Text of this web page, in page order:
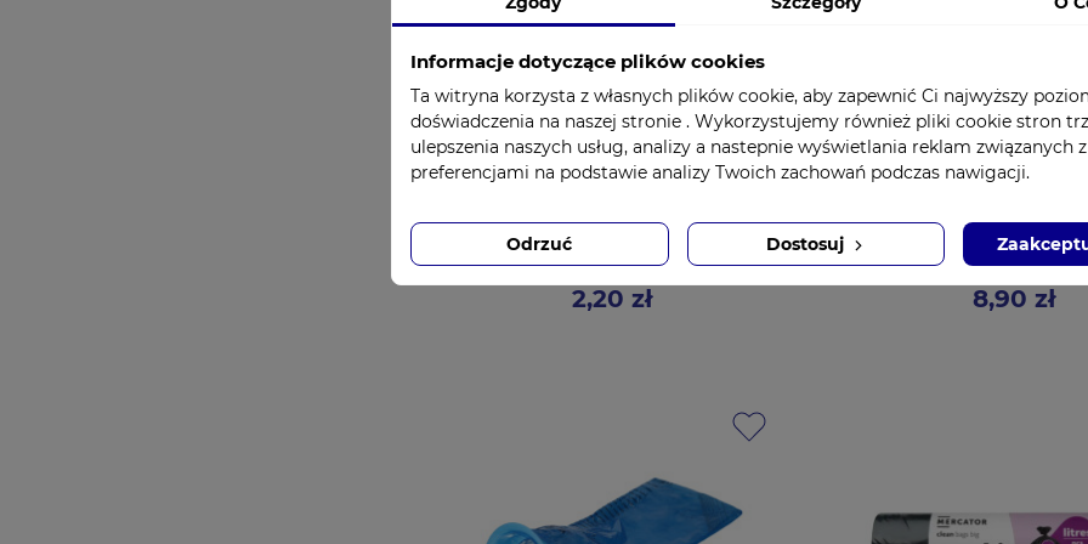
Szczoteczka chirurgiczna do
mycia rąk sucha, sterylna
MEDBAR
Cena
2,20 zł
Szczoteczka
mycia rąk
GDS-1 ZARYS
Cena
8,90 zł
Informacje dotyczące plików cookies
Ta witryna korzysta z własnych plików cookie, aby zapewnić Ci najwyższy
doświadczenia na naszej stronie . Wykorzystujemy również pliki cookie stron
ulepszenia naszych usług, analizy a nastepnie wyświetlania reklam związanych
preferencjami na podstawie analizy Twoich zachowań podczas nawigacji.
Odrzuć Dostosuj